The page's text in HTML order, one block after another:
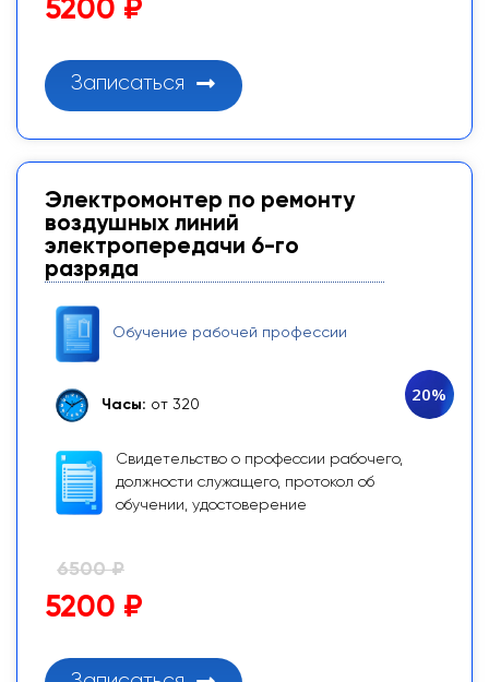
5200 ₽
Записаться
Электромонтер по ремонту
воздушных линий
электропередачи 6-го
разряда
Обучение рабочей профессии
Часы: от 320
Свидетельство о профессии рабочего,
должности служащего, протокол об
обучении, удостоверение
20%
6500 ₽
5200 ₽